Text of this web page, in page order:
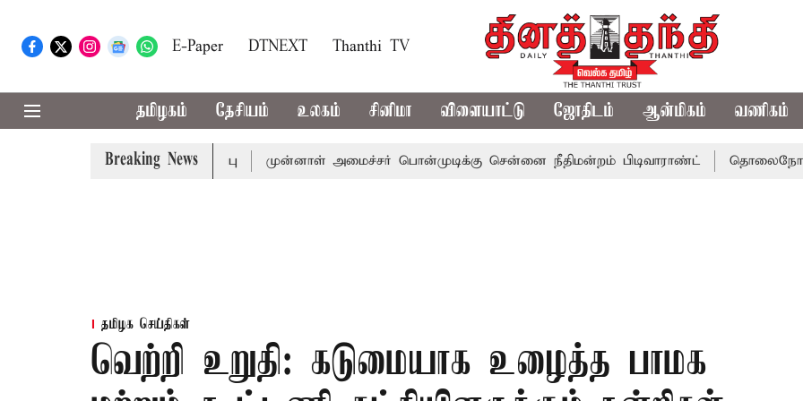
E-Paper DTNEXT Thanthi TV
தமிழகம் தேசியம் உலகம் சினிமா விளையாட்டு ஜோதிடம் ஆன்மிகம் வணிகம்
Breaking News
அமைச்சர் விஜய் அழைப்பு முன்னாள் அமைச்சர் பொன்முடிக்கு சென்னை நீதிமன்றம் பிடிவாராண்ட் தொலைநோக்கு
தமிழக செய்திகள்
வெற்றி உறுதி: கடுமையாக உழைத்த பாமக